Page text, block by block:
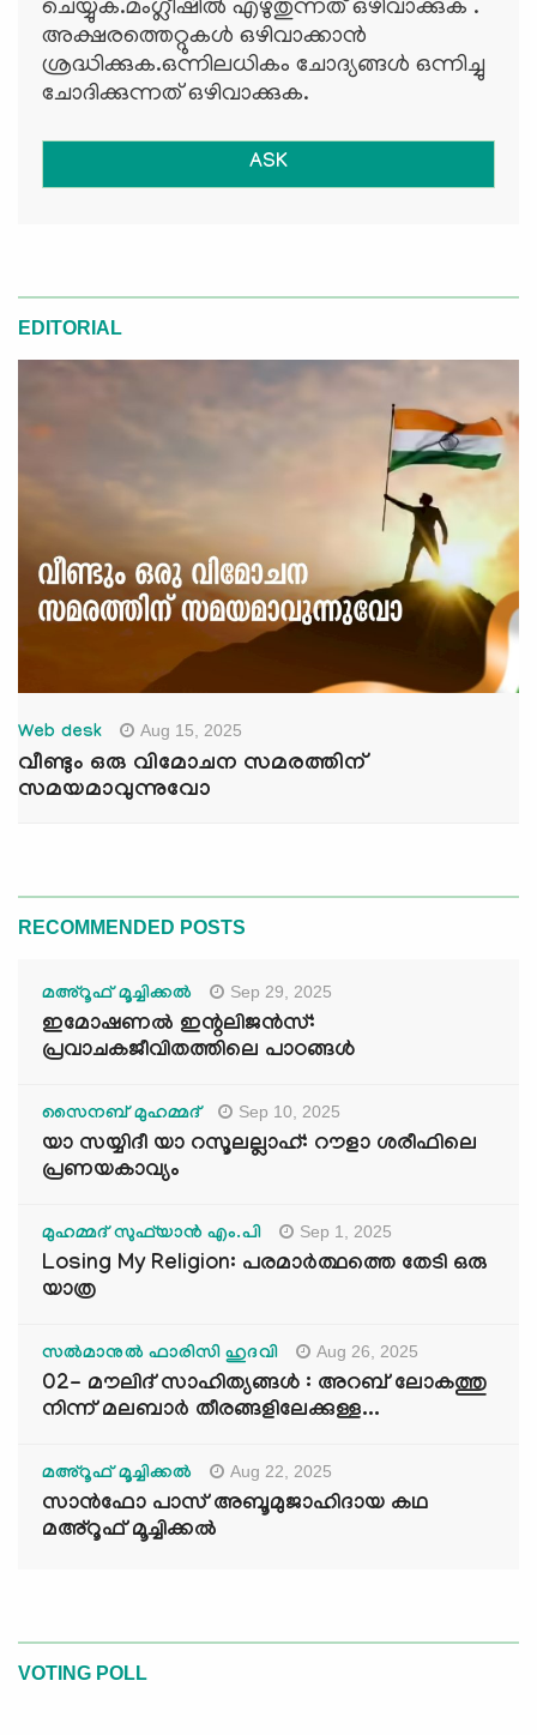
ചെയ്യുക.മംഗ്ലീഷില്‍ എഴുതുന്നത് ഒഴിവാക്കുക .
അക്ഷരത്തെറ്റുകള്‍ ഒഴിവാക്കാന്‍
ശ്രദ്ധിക്കുക.ഒന്നിലധികം ചോദ്യങ്ങള്‍ ഒന്നിച്ചു
ചോദിക്കുന്നത് ഒഴിവാക്കുക.
ASK
EDITORIAL
Web desk Aug 15, 2025
വീണ്ടും ഒരു വിമോചന സമരത്തിന്
സമയമാവുന്നുവോ
RECOMMENDED POSTS
മഅ്റൂഫ് മൂച്ചിക്കല്‍ Sep 29, 2025
ഇമോഷണൽ ഇന്റലിജൻസ്:
പ്രവാചകജീവിതത്തിലെ പാഠങ്ങൾ
സൈനബ് മുഹമ്മദ് Sep 10, 2025
യാ സയ്യിദീ യാ റസൂലല്ലാഹ്: റൗളാ ശരീഫിലെ
പ്രണയകാവ്യം
മുഹമ്മദ് സുഫ്‌യാൻ എം.പി Sep 1, 2025
Losing My Religion: പരമാർത്ഥത്തെ തേടി ഒരു
യാത്ര
സൽമാനുൽ ഫാരിസി ഹുദവി Aug 26, 2025
02- മൗലിദ് സാഹിത്യങ്ങൾ : അറബ് ലോകത്തു
നിന്ന് മലബാർ തീരങ്ങളിലേക്കുള്ള...
മഅ്റൂഫ് മൂച്ചിക്കല്‍ Aug 22, 2025
സാൻഫോ പാസ് അബൂമുജാഹിദായ കഥ
മഅ്റൂഫ് മൂച്ചിക്കല്‍
VOTING POLL